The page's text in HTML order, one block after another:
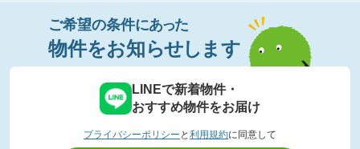
ご希望の条件にあった
物件をお知らせします
LINEで新着物件・
おすすめ物件をお届け
プライバシーポリシー と 利用規約に同意して